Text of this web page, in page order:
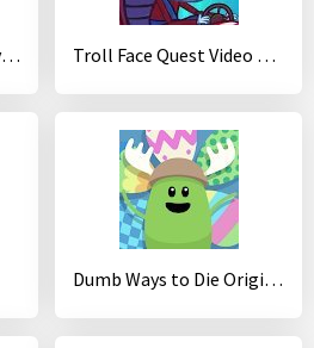
Grim Soul: Dark Fantasy Survival Troll Face Quest Video Games 2
Dumb Ways to Die Original